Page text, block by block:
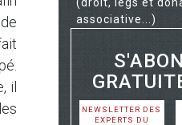
il
associative...)
NEWSLETTER DES
EXPERTS DU